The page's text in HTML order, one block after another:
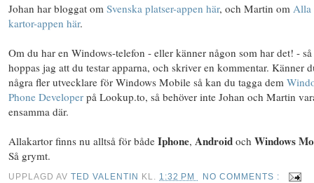
Johan har bloggat om Svenska platser-appen här, och Martin om Alla
kartor-appen här.
Om du har en Windows-telefon - eller känner någon som har det! - så
hoppas jag att du testar apparna, och skriver en kommentar. Känner
några fler utvecklare för Windows Mobile så kan du tagga dem
Phone Developer på Lookup.to, så behöver inte Johan och Martin
ensamma där.
Allakartor finns nu alltså för både Iphone, Android och Windows
Så grymt.
UPPLAGD AVTED VALENTIN KL. 1:32 PM NO COMMENTS :